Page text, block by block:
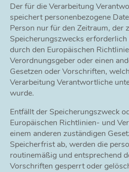
Der für die Verarbeitung
speichert personenbezogene
Person nur für den Zeitraum, der
Speicherungszwecks
durch den Europäischen
Verordnungsgeber oder einen
Gesetzen oder Vorschriften,
Verarbeitung Verantwortliche
wurde.
Entfällt der Speicherungszweck
Europäischen Richtlinien- und
einem anderen zuständigen
Speicherfrist ab, werden die
routinemäßig und entsprechend
Vorschriften gesperrt oder